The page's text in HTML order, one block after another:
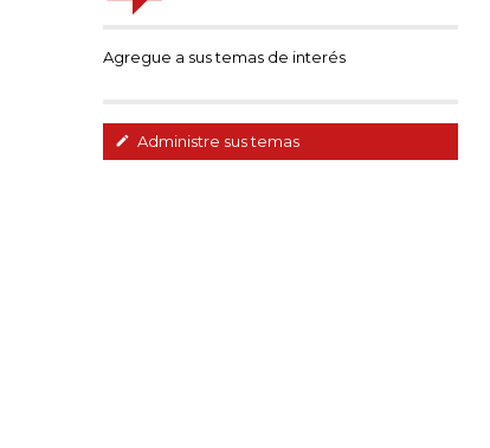
Agregue a sus temas de interés
Administre sus temas